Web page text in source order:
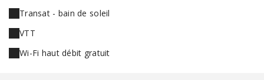
Transat - bain de soleil
VTT
Wi-Fi haut débit gratuit